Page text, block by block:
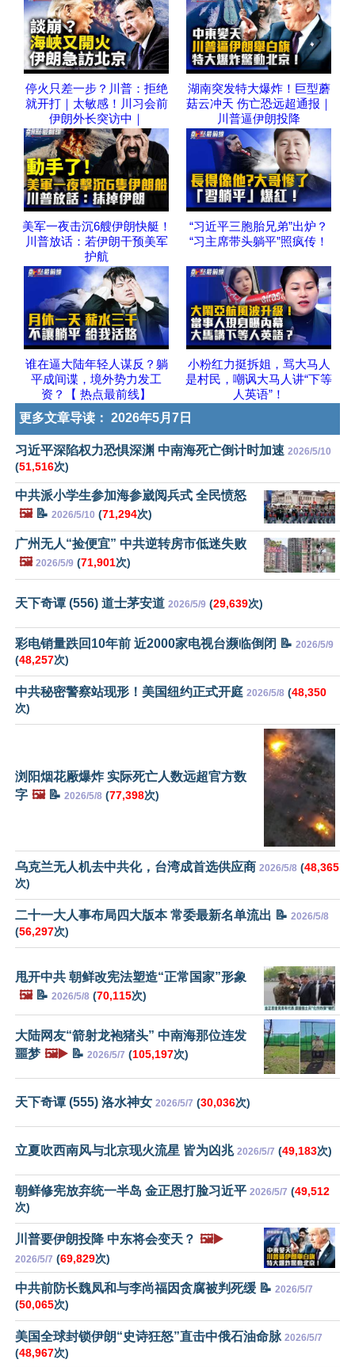
停火只差一步？川普：拒绝
就开打｜太敏感！川习会前
伊朗外长突访中｜
湖南突发特大爆炸！巨型蘑
菇云冲天 伤亡恐远超通报｜
川普逼伊朗投降
美军一夜击沉6艘伊朗快艇！
川普放话：若伊朗干预美军
护航
“习近平三胞胎兄弟”出炉？
“习主席带头躺平”照疯传！
谁在逼大陆年轻人谋反？躺
平成间谍，境外势力发工
资？【 热点最前线】
小粉红力挺拆姐，骂大马人
是村民，嘲讽大马人讲“下等
人英语”！
更多文章导读： 2026年5月7日
习近平深陷权力恐惧深渊 中南海死亡倒计时加速 2026/5/10
(51,516次)
中共派小学生参加海参崴阅兵式 全民愤怒
🖼️📝 2026/5/10 (71,294次)
广州无人“捡便宜” 中共逆转房市低迷失败
🖼️ 2026/5/9 (71,901次)
天下奇谭 (556) 道士茅安道 2026/5/9 (29,639次)
彩电销量跌回10年前 近2000家电视台濒临倒闭 📝 2026/5/9
(48,257次)
中共秘密警察站现形！美国纽约正式开庭 2026/5/8 (48,350
次)
浏阳烟花厰爆炸 实际死亡人数远超官方数
字 🖼️📝 2026/5/8 (77,398次)
乌克兰无人机去中共化，台湾成首选供应商 2026/5/8 (48,365
次)
二十一大人事布局四大版本 常委最新名单流出 📝 2026/5/8
(56,297次)
甩开中共 朝鲜改宪法塑造“正常国家”形象
🖼️📝 2026/5/8 (70,115次)
大陆网友“箭射龙袍猪头” 中南海那位连发
噩梦 🖼️▶️ 📝 2026/5/7 (105,197次)
天下奇谭 (555) 洛水神女 2026/5/7 (30,036次)
立夏吹西南风与北京现火流星 皆为凶兆 2026/5/7 (49,183次)
朝鲜修宪放弃统一半岛 金正恩打脸习近平 2026/5/7 (49,512
次)
川普要伊朗投降 中东将会变天？ 🖼️▶️
2026/5/7 (69,829次)
中共前防长魏凤和与李尚福因贪腐被判死缓 📝 2026/5/7
(50,065次)
美国全球封锁伊朗“史诗狂怒”直击中俄石油命脉 2026/5/7
(48,967次)